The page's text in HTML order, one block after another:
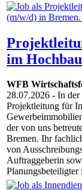
im
WFB
28.07.2026 - In der
Projektleitung für
der von uns
Bremen. Ihr
von
Auftraggeberin
Planungsbeteiligter